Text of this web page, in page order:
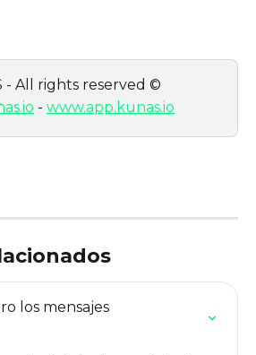
- All rights reserved ©
- www.app.kunas.io
los mensajes